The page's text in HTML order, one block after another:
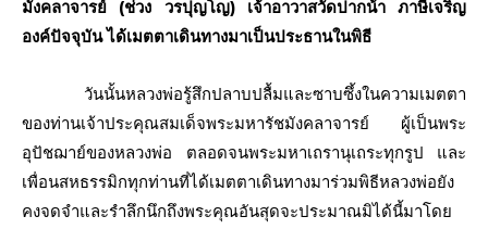
มังคลาจารย์ (ช่วง วรปุญโญ) เจ้าอาวาสวัดปากน้ํา ภาษีเจริญ
องค์ปัจจุบัน ได้เมตตาเดินทางมาเป็นประธานในพิธี
วันนั้นหลวงพ่อรู้สึกปลาบปลื้มและซาบซึ้งในความเมตตา
ของท่านเจ้าประคุณสมเด็จพระมหารัชมังคลาจารย์ ผู้เป็นพระ
อุปัชฌาย์ของหลวงพ่อ ตลอดจนพระมหาเถรานุเถระทุกรูป และ
เพื่อนสหธรรมิกทุกท่านที่ได้เมตตาเดินทางมาร่วมพิธีหลวงพ่อยัง
คงจดจําและรําลึกนึกถึงพระคุณอันสุดจะประมาณมิได้นี้มาโดย